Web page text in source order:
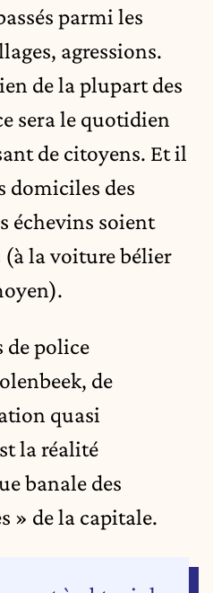
parmi les
agressions.
de la plupart des
sera le quotidien
de citoyens. Et il
domiciles des
échevins soient
la voiture bélier
de police
de
quasi
la réalité
banale des
» de la capitale.